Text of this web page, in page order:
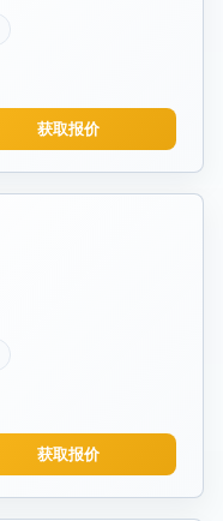
获取报价
获取报价